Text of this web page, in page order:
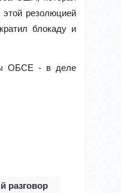
резолюцией
блокаду и
ОБСЕ - в деле
разговор